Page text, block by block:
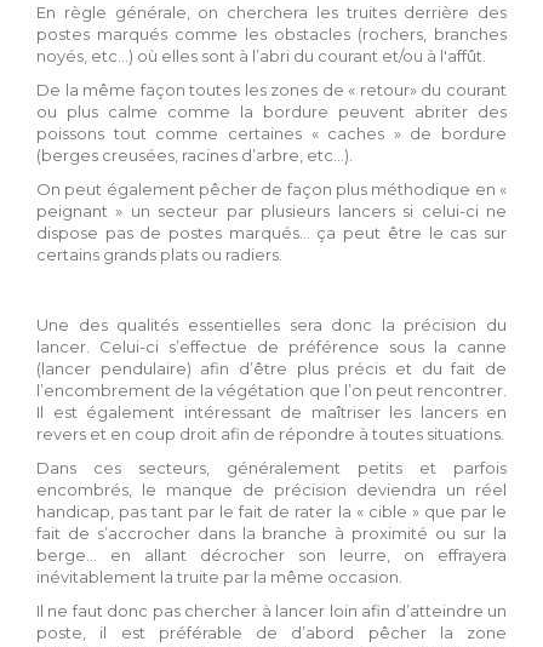
En règle générale, on cherchera les truites derrière des
postes marqués comme les obstacles (rochers, branches
noyés, etc…) où elles sont à l’abri du courant et/ou à l'affût.
De la même façon toutes les zones de « retour» du courant
ou plus calme comme la bordure peuvent abriter des
poissons tout comme certaines « caches » de bordure
(berges creusées, racines d’arbre, etc…).
On peut également pêcher de façon plus méthodique en «
peignant » un secteur par plusieurs lancers si celui-ci ne
dispose pas de postes marqués… ça peut être le cas sur
certains grands plats ou radiers.
Une des qualités essentielles sera donc la précision du
lancer. Celui-ci s’effectue de préférence sous la canne
(lancer pendulaire) afin d’être plus précis et du fait de
l’encombrement de la végétation que l’on peut rencontrer.
Il est également intéressant de maîtriser les lancers en
revers et en coup droit afin de répondre à toutes situations.
Dans ces secteurs, généralement petits et parfois
encombrés, le manque de précision deviendra un réel
handicap, pas tant par le fait de rater la « cible » que par le
fait de s’accrocher dans la branche à proximité ou sur la
berge… en allant décrocher son leurre, on effrayera
inévitablement la truite par la même occasion.
Il ne faut donc pas chercher à lancer loin afin d’atteindre un
poste, il est préférable de d’abord pêcher la zone